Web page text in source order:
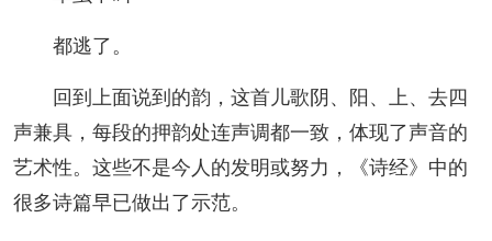
都逃了。
回到上面说到的韵，这首儿歌阴、阳、上、去四
声兼具，每段的押韵处连声调都一致，体现了声音的
艺术性。这些不是今人的发明或努力，《诗经》中的
很多诗篇早已做出了示范。